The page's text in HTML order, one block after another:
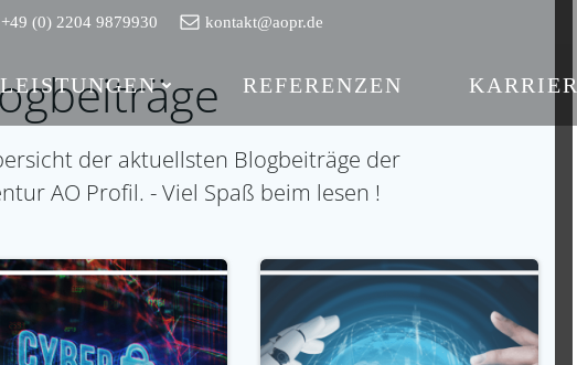
+49 (0) 2204 9879930 kontakt@aopr.de
LEISTUNGEN REFERENZEN
der aktuellsten Blogbeiträge der
AO Profil. - Viel Spaß beim lesen !